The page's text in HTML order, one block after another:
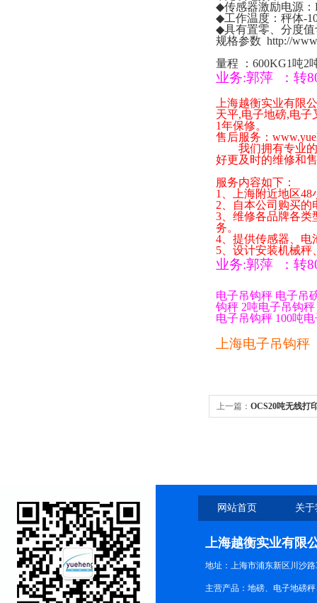
◆传感器激励电源：
◆工作温度：秤体-
◆具有置零、分度
规格参数 http://
量程
： 600KG1 吨2
业务:郭萍 ： 转
上海越衡实业有限
天平,电子地磅,电子
1年保修。
售后服务：
我们拥有专业的
好更及时的维修和
服务内容如下：
1
、上海附近地区48
2 、自本公司购买
3 、维修各品牌各
务。
4 、提供传感器、
5 、设计安装机械
业务:郭萍 ： 转
电子吊钩秤 电子吊
钩秤 2吨电子吊钩秤
电子吊钩秤 100吨
上海电子吊钩秤
上一篇： OCS20吨无线打
网站首页 关
上海越衡实业有限
地址：上海市浦东新区川沙路
主营产品：地磅、电子地磅